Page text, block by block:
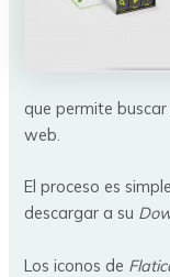
que permite
web.
El proceso es
descargar a su
Los iconos de